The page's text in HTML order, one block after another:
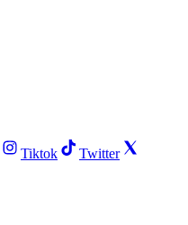
Tiktok
Twitter